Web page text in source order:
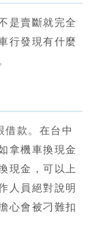
是賣斷就完全
行發現有什麼
款。 在台中
拿機車換現金
現金，可以上
人員絕對說明
心會被刁難扣